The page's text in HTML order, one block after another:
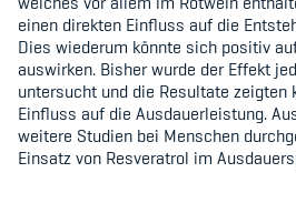
einen direkten Einfluss auf die
Dies wiederum könnte sich positiv
auswirken. Bisher wurde der Effekt
untersucht und die Resultate zeigten
Einfluss auf die Ausdauerleistung.
weitere Studien bei Menschen
Einsatz von Resveratrol im